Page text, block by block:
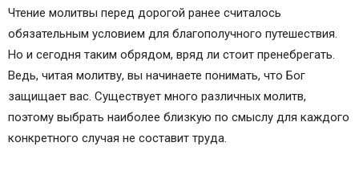
Чтение молитвы перед дорогой ранее считалось
обязательным условием для благополучного путешествия.
Но и сегодня таким обрядом, вряд ли стоит пренебрегать.
Ведь, читая молитву, вы начинаете понимать, что Бог
защищает вас. Существует много различных молитв,
поэтому выбрать наиболее близкую по смыслу для каждого
конкретного случая не составит труда.